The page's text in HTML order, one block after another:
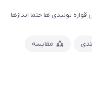
بودن قواره تولیدی ها حتما اندازها
مقایسه